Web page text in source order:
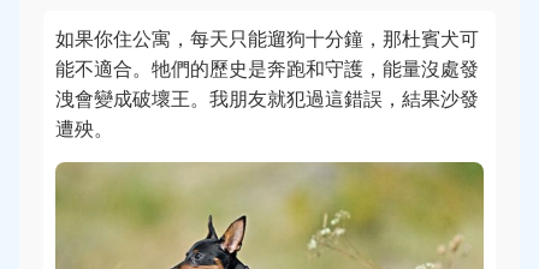
如果你住公寓，每天只能遛狗十分鐘，那杜賓犬可
能不適合。牠們的歷史是奔跑和守護，能量沒處發
洩會變成破壞王。我朋友就犯過這錯誤，結果沙發
遭殃。